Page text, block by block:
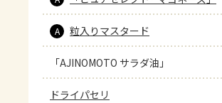
A 粒入りマスタード
「AJINOMOTO サラダ油」
ドライパセリ